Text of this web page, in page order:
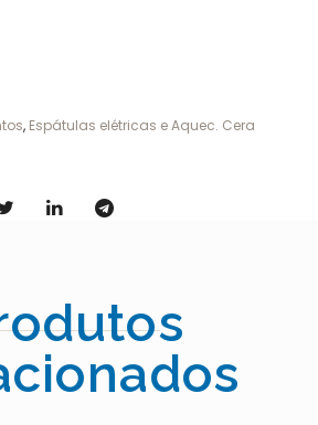
, Espátulas elétricas e Aquec. Cera